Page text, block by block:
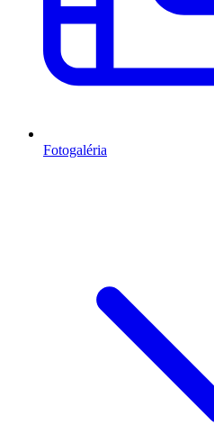
Fotogaléria